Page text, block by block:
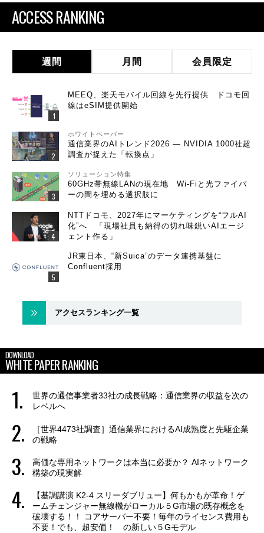
ACCESS RANKING
週間 月間 会員限定
MEEQ、楽天モバイル回線を先行提供 ドコモ回
線はeSIM提供開始
ホワイトペーパー
通信業界のAIトレンド2026 ― NVIDIA 1000社超
調査が捉えた「転換点」
ソリューション特集
60GHz帯無線LANの現在地 Wi-Fiと光ファイバ
ーの間を埋める選択肢に
NTTドコモ、2027年にマーケティングを“フルAI
化”へ 「現場社員も納得の切れ味鋭いAIエージ
ェント作る」
JR東日本、“新Suica”のデータ連携基盤に
Confluent採用
アクセスランキング一覧
DOWNLOAD
WHITE PAPER RANKING
世界の通信事業者33社の成長戦略：通信業界の収益を次の
レベルへ
［世界4473社調査］通信業界におけるAI成熟度と先駆企業
の戦略
高価な専用ネットワークは本当に必要か？ AIネットワーク
構築の現実解
【基調講演 K2-4 スリーダブリュー】何もかもが革命！ゲ
ームチェンジャー無線機がローカル５G市場の既存概念を
破壊する！！ コアサーバー不要！毎年のライセンス費用も
不要！でも、超安価！ の新しい５Gモデル